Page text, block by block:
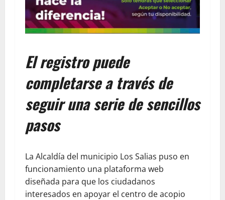
El registro puede
completarse a través de
seguir una serie de sencillos
pasos
​La Alcaldía del municipio Los Salias puso en
funcionamiento una plataforma web
diseñada para que los ciudadanos
interesados en apoyar el centro de acopio